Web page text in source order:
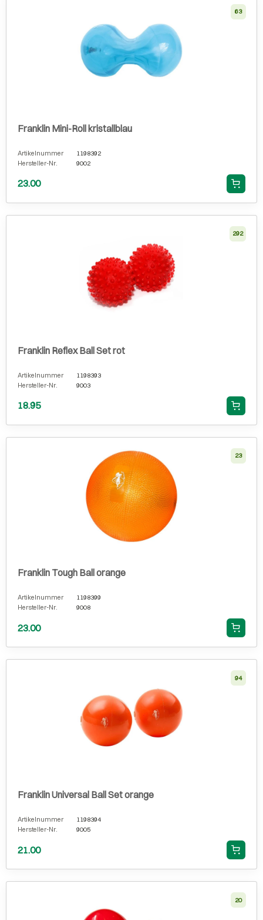
63
Franklin Mini-Roll kristallblau
Artikelnummer
1198392
Hersteller-Nr.
9002
23.00
292
Franklin Reflex Ball Set rot
Artikelnummer
1198393
Hersteller-Nr.
9003
18.95
23
Franklin Tough Ball orange
Artikelnummer
1198399
Hersteller-Nr.
9008
23.00
94
Franklin Universal Ball Set orange
Artikelnummer
1198394
Hersteller-Nr.
9005
21.00
20